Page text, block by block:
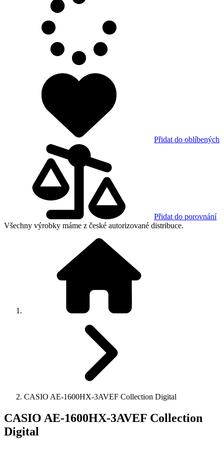
Přidat do oblíbených
Přidat do porovnání
Všechny výrobky máme z české autorizované distribuce.
CASIO AE-1600HX-3AVEF Collection Digital
CASIO AE-1600HX-3AVEF Collection
Digital